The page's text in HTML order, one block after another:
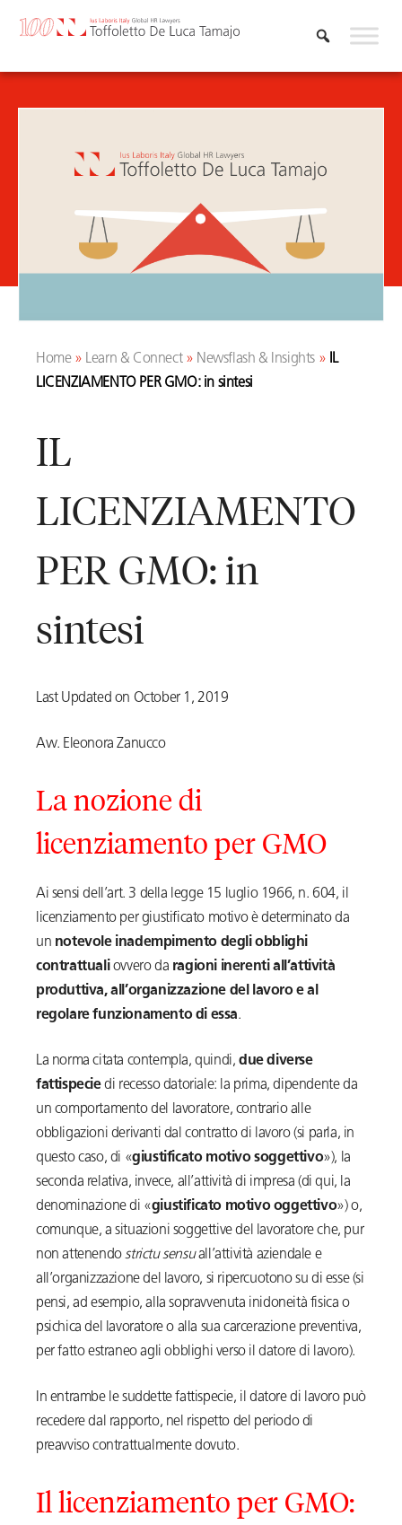
Home» Learn & Connect» Newsflash & Insights »
IL
LICENZIAMENTO PER GMO: in sintesi
IL
LICENZIAMENTO
PER GMO: in
sintesi
Last Updated on October 1, 2019
Avv. Eleonora Zanucco
La nozione di
licenziamento per GMO
Ai sensi dell’art. 3 della legge 15 luglio 1966, n. 604, il
licenziamento per giustificato motivo è determinato da
un notevole inadempimento degli obblighi
contrattualiovvero da ragioni inerenti all’attività
produttiva, all’organizzazione del lavoro e al
regolare funzionamento di essa.
La norma citata contempla, quindi, due diverse
fattispeciedi recesso datoriale: la prima, dipendente da
un comportamento del lavoratore, contrario alle
obbligazioni derivanti dal contratto di lavoro (si parla, in
questo caso, di «giustificato motivo soggettivo»), la
seconda relativa, invece, all’attività di impresa (di qui, la
denominazione di «giustificato motivo oggettivo») o,
comunque, a situazioni soggettive del lavoratore che, pur
non attenendostrictu sensuall’attività aziendale e
all’organizzazione del lavoro, si ripercuotono su di esse (si
pensi, ad esempio, alla sopravvenuta inidoneità fisica o
psichica del lavoratore o alla sua carcerazione preventiva,
per fatto estraneo agli obblighi verso il datore di lavoro).
In entrambe le suddette fattispecie, il datore di lavoro può
recedere dal rapporto, nel rispetto del periodo di
preavviso contrattualmente dovuto.
Il licenziamento per GMO: